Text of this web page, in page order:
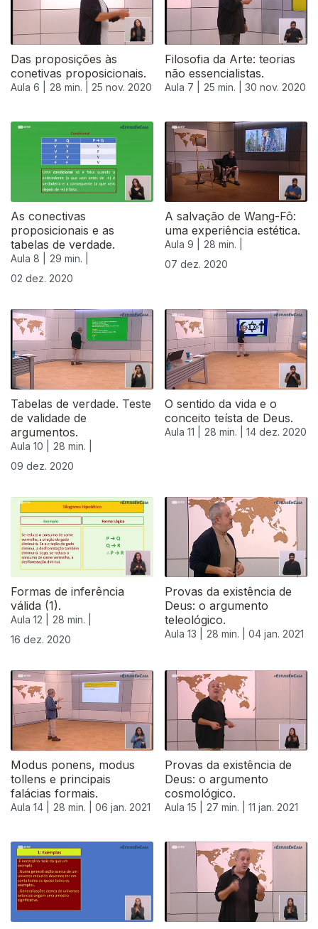
Das proposições às
conetivas proposicionais.
Aula 6 | 28 min. | 25 nov. 2020
Filosofia da Arte: teorias
não essencialistas.
Aula 7 | 25 min. | 30 nov. 2020
As conectivas
proposicionais e as
tabelas de verdade.
Aula 8 |
29 min. |
02 dez. 2020
A salvação de Wang-Fô:
uma experiência estética.
Aula 9 |
28 min. |
07 dez. 2020
Tabelas de verdade. Teste
de validade de
argumentos.
Aula 10 |
28 min. |
09 dez. 2020
O sentido da vida e o
conceito teísta de Deus.
Aula 11 | 28 min. | 14 dez. 2020
511865
Formas de inferência
válida (1).
Aula 12 |
28 min. |
16 dez. 2020
Provas da existência de
Deus: o argumento
teleológico.
Aula 13 | 28 min. | 04 jan. 2021
Modus ponens, modus
tollens e principais
falácias formais.
Aula 14 | 28 min. | 06 jan. 2021
Provas da existência de
Deus: o argumento
cosmológico.
Aula 15 | 27 min. | 11 jan. 2021